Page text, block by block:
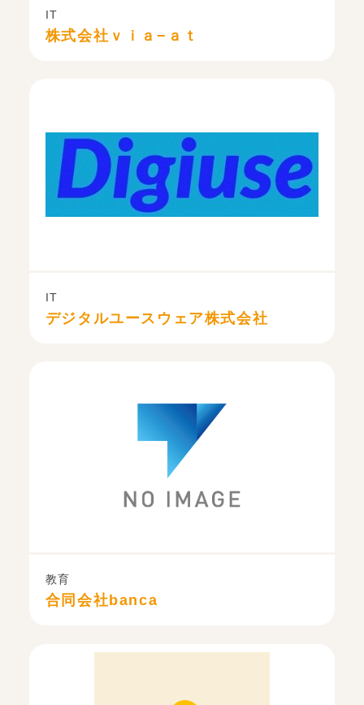
IT
株式会社ｖｉａ−ａｔ
IT
デジタルユースウェア株式会社
教育
合同会社banca